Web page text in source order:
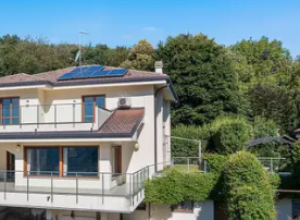
è dotata di unapiscina
e di un solarium
un progetto per una
pensata per integrarsi con il
lacustre. Il box auto di circa 80
garantendo privacy e